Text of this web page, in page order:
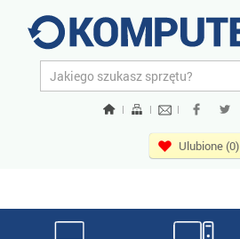
| | |
Ulubione (0)